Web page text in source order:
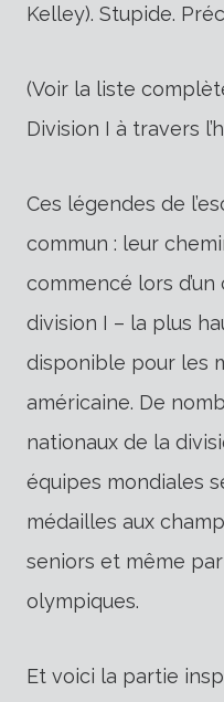
Kelley). Stupide.
(Voir la liste
Division I à travers
Ces légendes de
commun : leur
commencé lors
division I – la plus
disponible pour les
américaine. De
nationaux de la
équipes mondiales
médailles aux
seniors et même
olympiques.
Et voici la partie